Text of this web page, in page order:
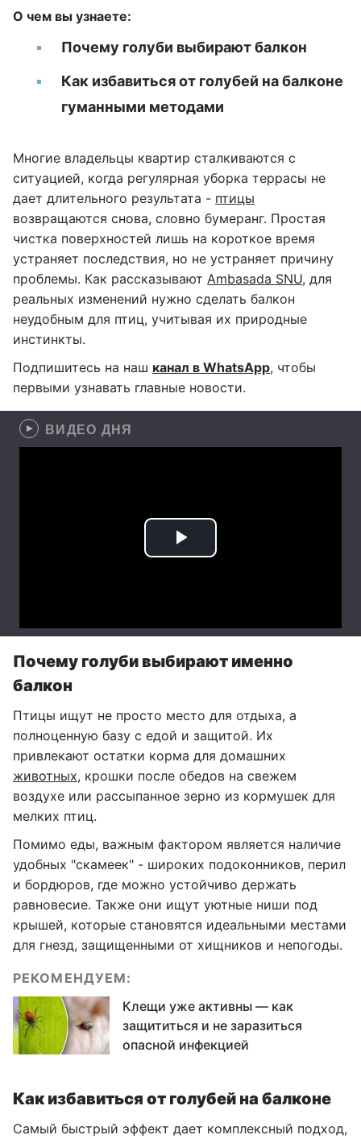
О чем вы узнаете:
Почему голуби выбирают балкон
Как избавиться от голубей на балконе
гуманными методами
Многие владельцы квартир сталкиваются с
ситуацией, когда регулярная уборка террасы не
дает длительного результата - птицы
возвращаются снова, словно бумеранг. Простая
чистка поверхностей лишь на короткое время
устраняет последствия, но не устраняет причину
проблемы. Как рассказывают Ambasada SNU, для
реальных изменений нужно сделать балкон
неудобным для птиц, учитывая их природные
инстинкты.
Подпишитесь на наш канал в WhatsApp, чтобы
первыми узнавать главные новости.
ВИДЕО ДНЯ
Почему голуби выбирают именно
балкон
Птицы ищут не просто место для отдыха, а
полноценную базу с едой и защитой. Их
привлекают остатки корма для домашних
животных, крошки после обедов на свежем
воздухе или рассыпанное зерно из кормушек для
мелких птиц.
Помимо еды, важным фактором является наличие
удобных "скамеек" - широких подоконников, перил
и бордюров, где можно устойчиво держать
равновесие. Также они ищут уютные ниши под
крышей, которые становятся идеальными местами
для гнезд, защищенными от хищников и непогоды.
РЕКОМЕНДУЕМ:
Клещи уже активны — как
защититься и не заразиться
опасной инфекцией
Как избавиться от голубей на балконе
Самый быстрый эффект дает комплексный подход,